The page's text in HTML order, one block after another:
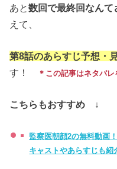
あと数回で最終回なんて
えて、
第8話のあらすじ予想・
す！
＊この記事はネタバ
こちらもおすすめ ↓
監察医朝顔2の無料動画
キャストやあらすじも紹